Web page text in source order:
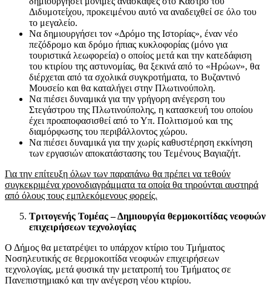
Διδυμοτείχου, προκειμένου αυτό να αναδειχθεί σε όλο του
το μεγαλείο.
Να δημιουργήσει τον «Δρόμο της Ιστορίας», έναν νέο
πεζόδρομο και δρόμο ήπιας κυκλοφορίας (μόνο για
τουριστικά λεωφορεία) ο οποίος μετά και την κατεδάφιση
του κτιρίου της αστυνομίας, θα ξεκινά από το «Ηρώων», θα
διέρχεται από τα σχολικά συγκροτήματα, το Βυζαντινό
Μουσείο και θα καταλήγει στην Πλωτινούπολη.
Να πιέσει δυναμικά για την γρήγορη ανέγερση του
Στεγάστρου της Πλωτινούπολης, η κατασκευή του οποίου
έχει προαποφασισθεί από το Υπ. Πολιτισμού και της
διαμόρφωσης του περιβάλλοντος χώρου.
Να πιέσει δυναμικά για την χωρίς καθυστέρηση εκκίνηση
των εργασιών αποκατάστασης του Τεμένους Βαγιαζήτ.
Για την επίτευξη όλων των παραπάνω θα πρέπει να τεθούν
συγκεκριμένα χρονοδιαγράμματα τα οποία θα τηρούνται αυστηρά
από όλους τους εμπλεκόμενους φορείς.
Τριτογενής Τομέας – Δημιουργία θερμοκοιτίδας νεοφυών
επιχειρήσεων τεχνολογίας
Ο Δήμος θα μετατρέψει το υπάρχον κτίριο του Τμήματος
Νοσηλευτικής σε θερμοκοιτίδα νεοφυών επιχειρήσεων
τεχνολογίας, μετά φυσικά την μετατροπή του Τμήματος σε
Πανεπιστημιακό και την ανέγερση νέου κτιρίου.